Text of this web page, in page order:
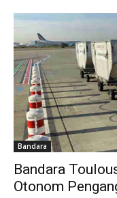
Bandara
Bandara
Otonom